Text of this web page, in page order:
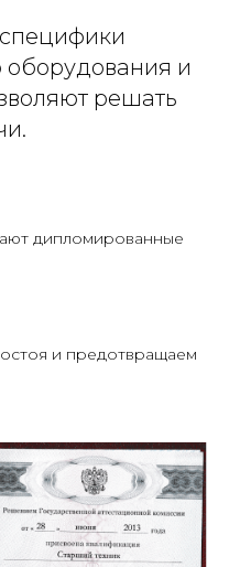
оборудования и
решать
дипломированные
и предотвращаем